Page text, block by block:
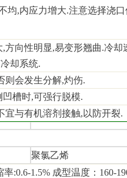
均,内应力增大.注意选择浇
方向性明显,易变形翘曲.冷却
却系统.
则会发生分解,灼伤.
槽时,可强行脱模.
宜与有机溶剂接触,以防开裂.
聚氯乙烯
:0.6-1.5% 成型温度：160-